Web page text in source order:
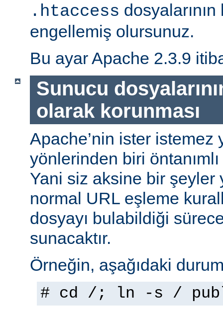
.htaccess dosyalarının
engellemiş olursunuz.
Bu ayar Apache 2.3.9
Sunucu
olarak korunması
Apache’nin ister istemez
yönlerinden biri
Yani siz aksine bir şeyler
normal URL eşleme
dosyayı bulabildiği
sunacaktır.
Örneğin, aşağıdaki
# cd /; ln -s /